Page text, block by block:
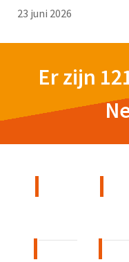
23 juni 2026
Er zijn